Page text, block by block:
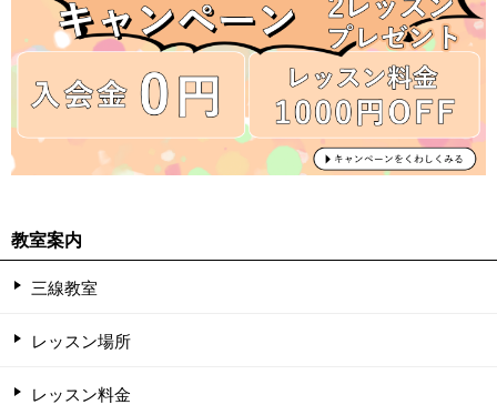
教室案内
三線教室
レッスン場所
レッスン料金